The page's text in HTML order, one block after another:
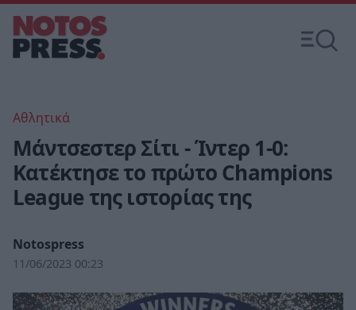
Αθλητικά
Μάντσεστερ Σίτι - Ίντερ 1-0:
Κατέκτησε το πρώτο Champions
League της ιστορίας της
Notospress
11/06/2023 00:23